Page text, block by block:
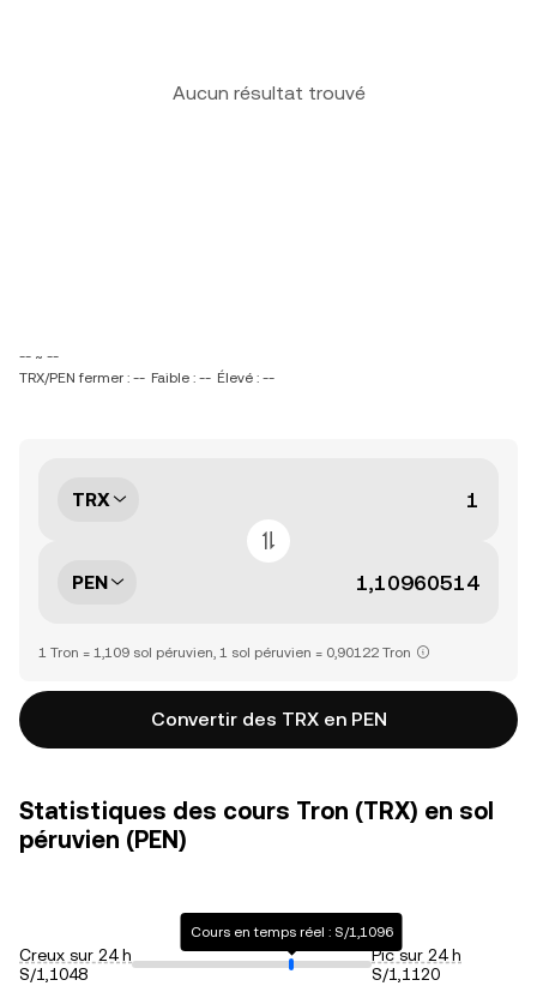
Aucun résultat trouvé
-- ~ --
TRX/PEN fermer : -- Faible : -- Élevé : --
TRX
PEN
1 Tron = 1,109 sol péruvien, 1 sol péruvien = 0,90122 Tron
Convertir des TRX en PEN
Statistiques des cours Tron (TRX) en sol
péruvien (PEN)
Creux sur 24 h
S/1,1048
Cours en temps réel : S/1,1096
Pic sur 24 h
S/1,1120